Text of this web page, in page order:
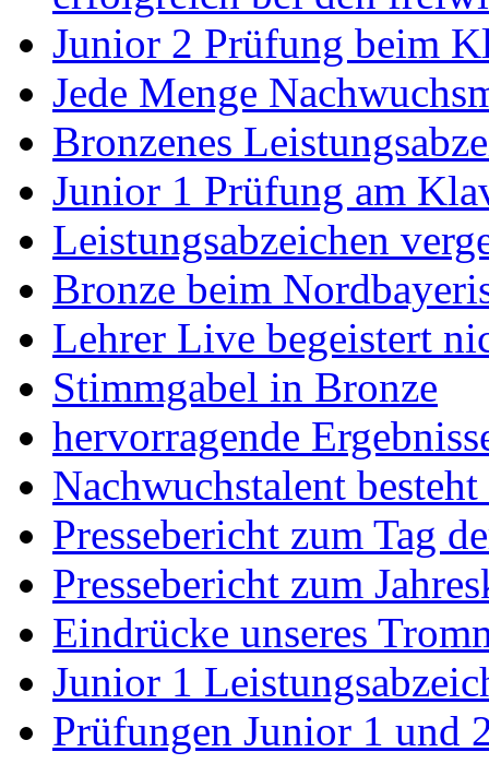
Junior 2 Prüfung beim
Jede Menge
Bronzenes
Junior 1 Prüfung am
Leistungsabzeichen
Bronze beim
Lehrer Live begeistert
Stimmgabel in Bronze
hervorragende
Nachwuchstalent
Pressebericht zum Tag
Pressebericht zum
Eindrücke unseres
Junior 1
Prüfungen Junior 1 und